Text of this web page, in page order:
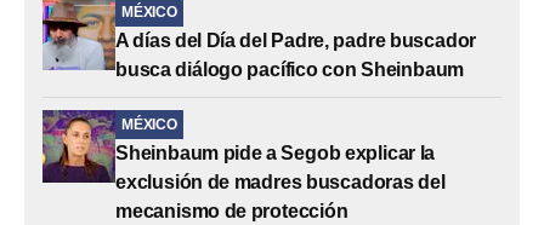
MÉXICO
A días del Día del Padre, padre buscador
busca diálogo pacífico con Sheinbaum
MÉXICO
Sheinbaum pide a Segob explicar la
exclusión de madres buscadoras del
mecanismo de protección